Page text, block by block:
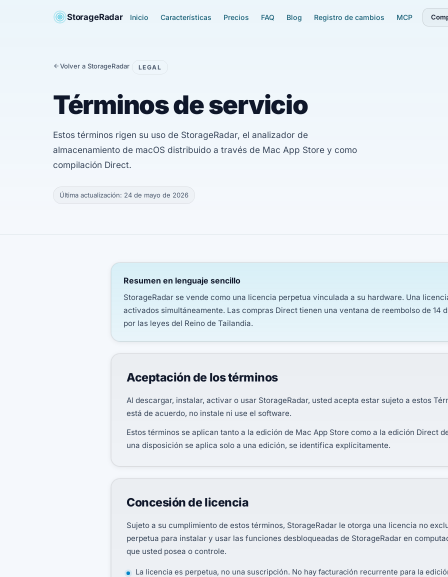
StorageRadar Inicio Características Precios FAQ Blog Registro de cambios MCP
Volver a StorageRadar LEGAL
Términos de servicio
Estos términos rigen su uso de StorageRadar, el analizador de
almacenamiento de macOS distribuido a través de Mac App Store y como
compilación Direct.
Última actualización: 24 de mayo de 2026
Resumen en lenguaje sencillo
StorageRadar se vende como una licencia perpetua vinculada a su hardware. Una
activados simultáneamente. Las compras Direct tienen una ventana de reembolso de 14
por las leyes del Reino de Tailandia.
Aceptación de los términos
Al descargar, instalar, activar o usar StorageRadar, usted acepta estar sujeto a estos
está de acuerdo, no instale ni use el software.
Estos términos se aplican tanto a la edición de Mac App Store como a la edición Direct
una disposición se aplica solo a una edición, se identifica explícitamente.
Concesión de licencia
Sujeto a su cumplimiento de estos términos, StorageRadar le otorga una licencia no
perpetua para instalar y usar las funciones desbloqueadas de StorageRadar en
que usted posea o controle.
La licencia es perpetua, no una suscripción. No hay facturación recurrente para la